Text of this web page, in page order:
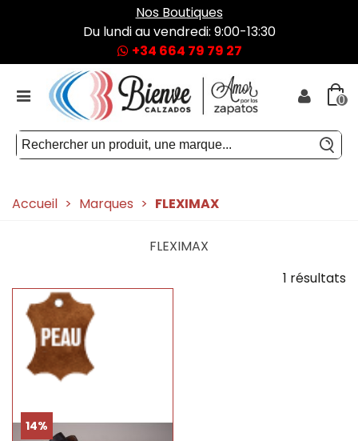
Nos Boutiques
Du lundi au vendredi: 9:00-13:30
+34 664 79 79 27
0
Accueil > Marques > FLEXIMAX
FLEXIMAX
1 résultats
14%